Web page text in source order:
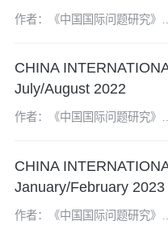
作者：《中国国际问题研究》编
CHINA
July/August 2022
作者：《中国国际问题研究》
CHINA
January/February 2023
作者：《中国国际问题研究》编